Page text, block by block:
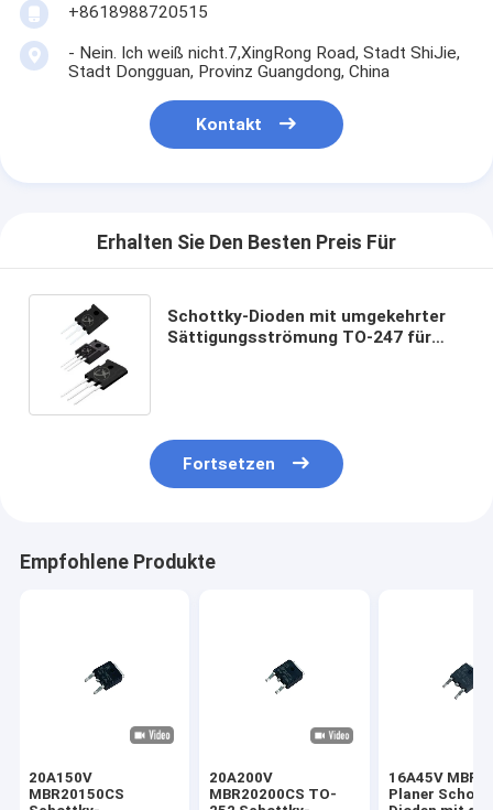
+8618988720515
- Nein. Ich weiß nicht.7,XingRong Road, Stadt ShiJie,
Stadt Dongguan, Provinz Guangdong, China
Kontakt
Erhalten Sie Den Besten Preis Für
Schottky-Dioden mit umgekehrter
Sättigungsströmung TO-247 für
Fortsetzen
Empfohlene Produkte
20A150V
MBR20150CS
20A200V
MBR20200CS TO-
16A45V
Planer